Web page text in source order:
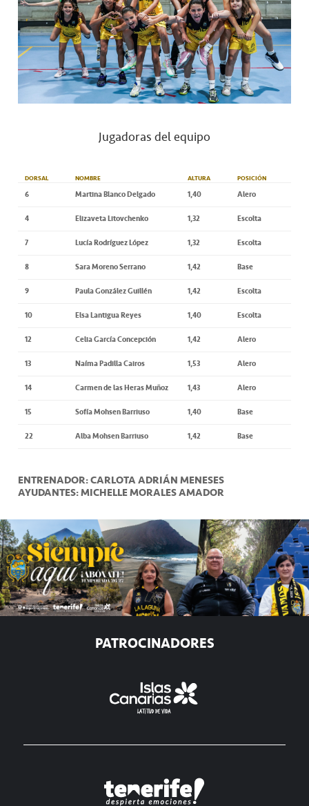
Jugadoras del equipo
DORSAL NOMBRE ALTURA POSICIÓN
6 Martina Blanco Delgado 1,40 Alero
4 Elizaveta Litovchenko 1,32 Escolta
7 Lucía Rodríguez López 1,32 Escolta
8 Sara Moreno Serrano 1,42 Base
9 Paula González Guillén 1,42 Escolta
10 Elsa Lantigua Reyes 1,40 Escolta
12 Celia García Concepción 1,42 Alero
13 Naíma Padilla Cairos 1,53 Alero
14 Carmen de las Heras Muñoz 1,43 Alero
15 Sofía Mohsen Barriuso 1,40 Base
22 Alba Mohsen Barriuso 1,42 Base
ENTRENADOR: CARLOTA ADRIÁN MENESES
AYUDANTES: MICHELLE MORALES AMADOR
PATROCINADORES